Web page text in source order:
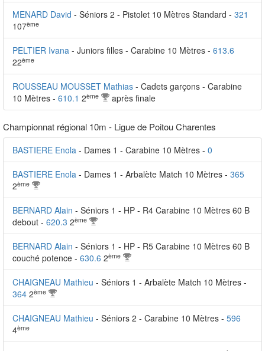
MENARD David - Séniors 2 - Pistolet 10 Mètres Standard - 321
107ème
PELTIER Ivana - Juniors filles - Carabine 10 Mètres - 613.6
22ème
ROUSSEAU MOUSSET Mathias - Cadets garçons - Carabine
10 Mètres - 610.1 2ème après finale
Championnat régional 10m - Ligue de Poitou Charentes
BASTIERE Enola - Dames 1 - Carabine 10 Mètres - 0
BASTIERE Enola - Dames 1 - Arbalète Match 10 Mètres - 365
2ème
BERNARD Alain - Séniors 1 - HP - R4 Carabine 10 Mètres 60 B
debout - 620.3 2ème
BERNARD Alain - Séniors 1 - HP - R5 Carabine 10 Mètres 60 B
couché potence - 630.6 2ème
CHAIGNEAU Mathieu - Séniors 1 - Arbalète Match 10 Mètres -
364 2ème
CHAIGNEAU Mathieu - Séniors 2 - Carabine 10 Mètres - 596
4ème